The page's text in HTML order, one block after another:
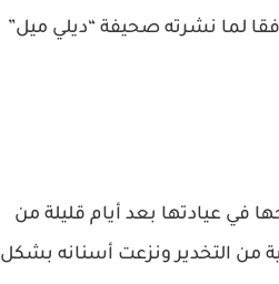
لما نشرته صحيفة “ديلي ميل”
الـ 34 عام استغلت وجود زوجها في عيادتها بعد أيام قليلة من
من التخدير ونزعت أسنانه بشكل